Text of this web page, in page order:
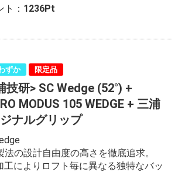
ト： 1236Pt
ずか 限定品
技研> SC Wedge (52°) +
MODUS 105 WEDGE + 三浦
ナルグリップ
法の設計自由度の高さを徹底追求。
工によりロフト毎に異なる独特なバッ